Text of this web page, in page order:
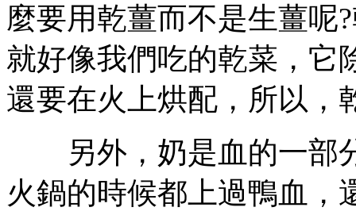
麼要用乾薑而不是生薑呢
就好像我們吃的乾菜，它
還要在火上烘配，所以，
另外，奶是血的一部
火鍋的時候都上過鴨血，